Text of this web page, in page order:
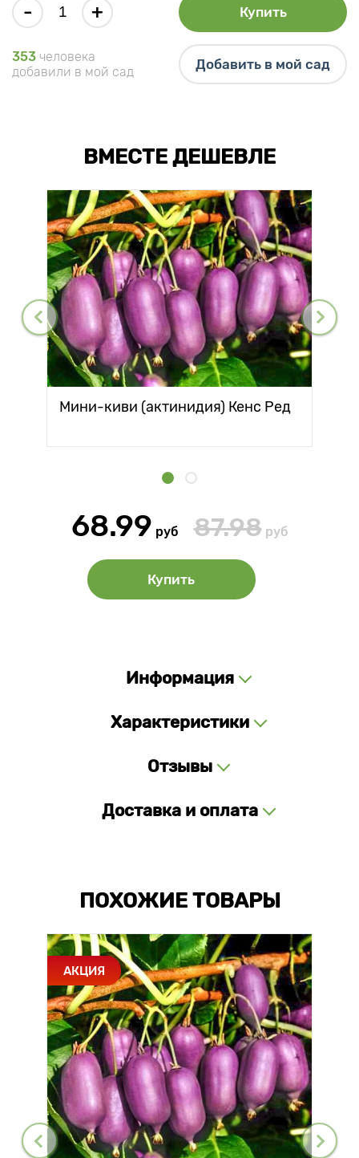
- + Купить
353 человека
добавили в мой сад
Добавить в мой сад
ВМЕСТЕ ДЕШЕВЛЕ
Мини-киви (актинидия) Кенс Ред
68.99 руб 87.98 руб
Купить
Информация
Характеристики
Отзывы
Доставка и оплата
ПОХОЖИЕ ТОВАРЫ
АКЦИЯ